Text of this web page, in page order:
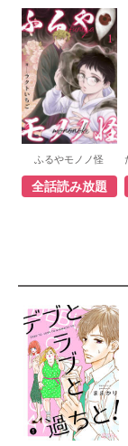
ふるやモノノ怪
全話読み放題